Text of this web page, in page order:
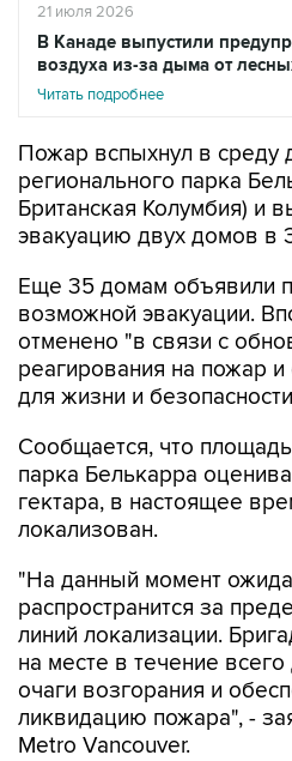
21 июля 2026
В Канаде выпустили
воздуха из-за дыма от
Читать подробнее
Пожар вспыхнул в среду
регионального парка
Британская Колумбия) и
эвакуацию двух домов в
Еще 35 домам объявили
возможной эвакуации.
отменено "в связи с
реагирования на пожар
для жизни и
Сообщается, что
парка Белькарра
гектара, в настоящее
локализован.
"На данный момент
распространится за
линий локализации.
на месте в течение
очаги возгорания и
ликвидацию пожара", -
Metro Vancouver.